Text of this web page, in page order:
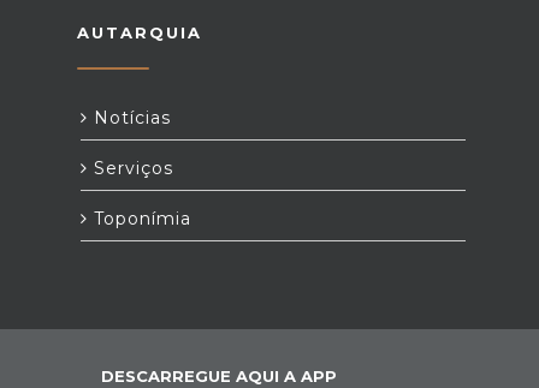
AUTARQUIA
Notícias
Serviços
Toponímia
DESCARREGUE AQUI A APP